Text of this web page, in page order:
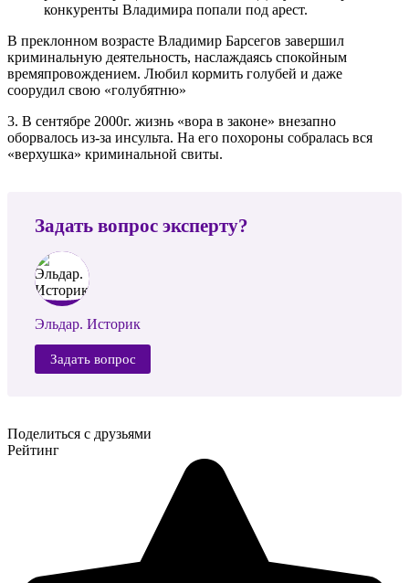
конкуренты Владимира попали под арест.
В преклонном возрасте Владимир Барсегов завершил
криминальную деятельность, наслаждаясь спокойным
времяпровождением. Любил кормить голубей и даже
соорудил свою «голубятню»
3. В сентябре 2000г. жизнь «вора в законе» внезапно
оборвалось из-за инсульта. На его похороны собралась вся
«верхушка» криминальной свиты.
Задать вопрос эксперту?
Эльдар. Историк
Задать вопрос
Поделиться с друзьями
Рейтинг